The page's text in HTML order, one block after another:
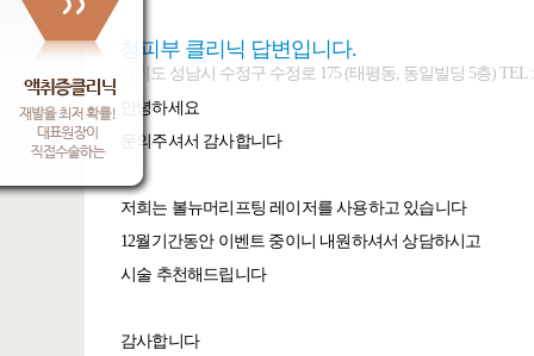
청피부 클리닉 답변입니다.
경기도 성남시 수정구 수정로 175 (태평동, 동일빌딩 5층) TEL :
안녕하세요
문의주셔서 감사합니다
저희는 볼뉴머리프팅 레이저를 사용하고 있습니다
12월기간동안 이벤트 중이니 내원하셔서 상담하시고
시술 추천해드립니다
감사합니다